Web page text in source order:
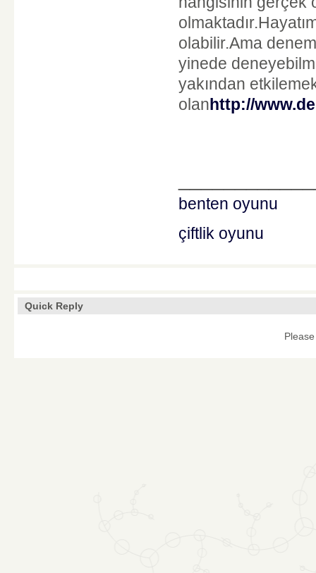
olabilir.Ama
yinede
yakından
olanhttp://
benten oyunu
çiftlik oyunu
Quick Reply